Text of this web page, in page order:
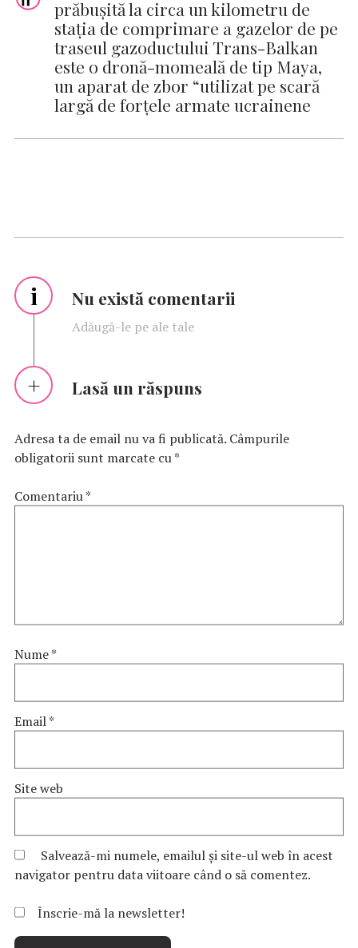
prăbușită la circa un kilometru de
staţia de comprimare a gazelor de pe
traseul gazoductului Trans-Balkan
este o dronă-momeală de tip Maya,
un aparat de zbor “utilizat pe scară
largă de forţele armate ucrainene
i Nu există comentarii
Adăugă-le pe ale tale
Lasă un răspuns
Adresa ta de email nu va fi publicată. Câmpurile
obligatorii sunt marcate cu*
Comentariu*
Nume*
Email*
Site web
Salvează-mi numele, emailul și site-ul web în acest
navigator pentru data viitoare când o să comentez.
Înscrie-mă la newsletter!